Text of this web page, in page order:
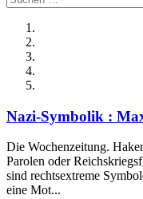
nach:
Nazi-Symbolik :
Die Wochenzeitung.
Parolen oder
sind rechtsextreme
eine Mot...